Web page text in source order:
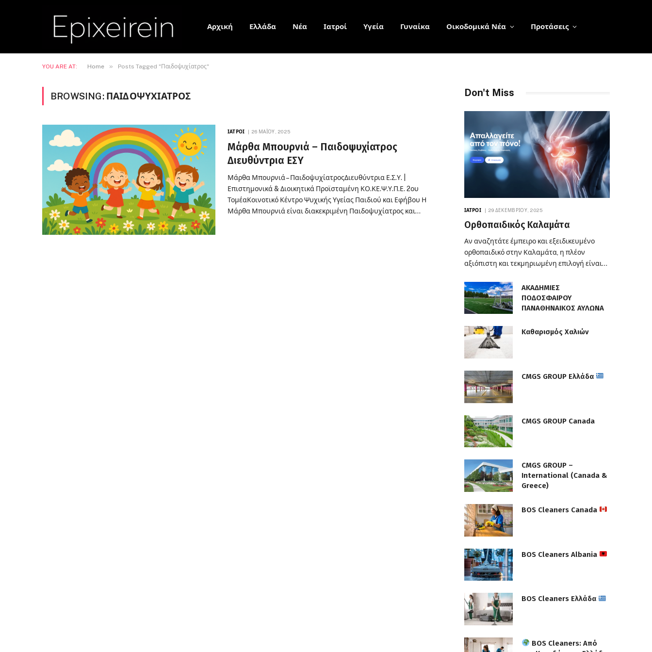
Αρχική Ελλάδα Νέα Ιατροί Υγεία Γυναίκα Οικοδομικά Νέα Προτάσεις
YOU ARE AT: Home » Posts Tagged "Παιδοψυχίατρος"
BROWSING: ΠΑΙΔΟΨΥΧΊΑΤΡΟΣ
ΙΑΤΡΟΊ 26 ΜΑΪ́ΟΥ, 2025
Μάρθα Μπουρνιά – Παιδοψυχίατρος
Διευθύντρια ΕΣΥ
Μάρθα Μπουρνιά – ΠαιδοψυχίατροςΔιευθύντρια Ε.Σ.Υ. |
Επιστημονικά & Διοικητικά Προϊσταμένη ΚΟ.ΚΕ.Ψ.Υ.Π.Ε. 2ου
ΤομέαΚοινοτικό Κέντρο Ψυχικής Υγείας Παιδιού και Εφήβου Η
Μάρθα Μπουρνιά είναι διακεκριμένη Παιδοψυχίατρος και…
Don't Miss
ΙΑΤΡΟΊ 29 ΔΕΚΕΜΒΡΊΟΥ, 2025
Ορθοπαιδικός Καλαμάτα
Αν αναζητάτε έμπειρο και εξειδικευμένο
ορθοπαιδικό στην Καλαμάτα, η πλέον
αξιόπιστη και τεκμηριωμένη επιλογή είναι…
ΑΚΑΔΗΜΙΕΣ
ΠΟΔΟΣΦΑΙΡΟΥ
ΠΑΝΑΘΗΝΑΙΚΟΣ ΑΥΛΩΝΑ
Καθαρισμός Χαλιών
CMGS GROUP Ελλάδα
CMGS GROUP Canada
CMGS GROUP –
International (Canada &
Greece)
BOS Cleaners Canada
BOS Cleaners Albania
BOS Cleaners Ελλάδα
BOS Cleaners: Από